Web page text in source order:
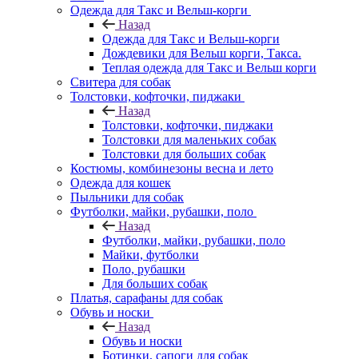
Одежда для Такс и Вельш-корги
Назад
Одежда для Такс и Вельш-корги
Дождевики для Вельш корги, Такса.
Теплая одежда для Такс и Вельш корги
Свитера для собак
Толстовки, кофточки, пиджаки
Назад
Толстовки, кофточки, пиджаки
Толстовки для маленьких собак
Толстовки для больших собак
Костюмы, комбинезоны весна и лето
Одежда для кошек
Пыльники для собак
Футболки, майки, рубашки, поло
Назад
Футболки, майки, рубашки, поло
Майки, футболки
Поло, рубашки
Для больших собак
Платья, сарафаны для собак
Обувь и носки
Назад
Обувь и носки
Ботинки, сапоги для собак